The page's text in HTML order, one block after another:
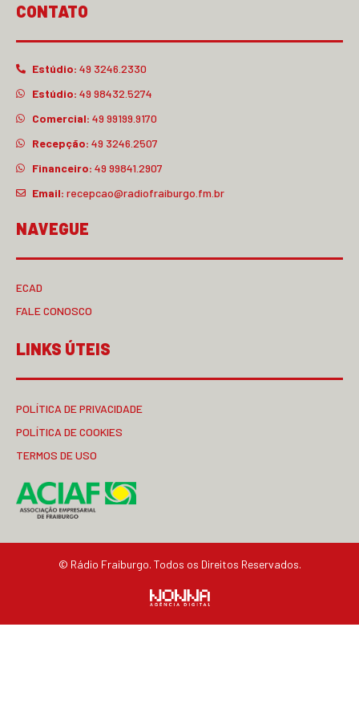
CONTATO
Estúdio: 49 3246.2330
Estúdio: 49 98432.5274
Comercial: 49 99199.9170
Recepção: 49 3246.2507
Financeiro: 49 99841.2907
Email: recepcao@radiofraiburgo.fm.br
NAVEGUE
ECAD
FALE CONOSCO
LINKS ÚTEIS
POLÍTICA DE PRIVACIDADE
POLÍTICA DE COOKIES
TERMOS DE USO
© Rádio Fraiburgo. Todos os Direitos Reservados.